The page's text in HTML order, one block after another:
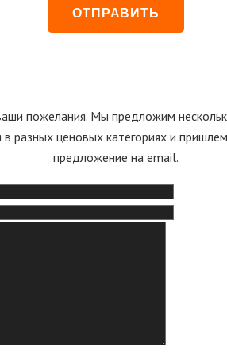
пожелания. Мы предложим
разных ценовых категориях и
предложение на email.